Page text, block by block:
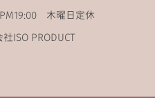
木曜日定休
ISO PRODUCT